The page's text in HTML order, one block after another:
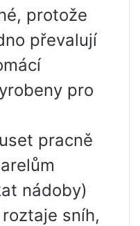
protože
převalují
pro
pracně
nádoby)
sníh,